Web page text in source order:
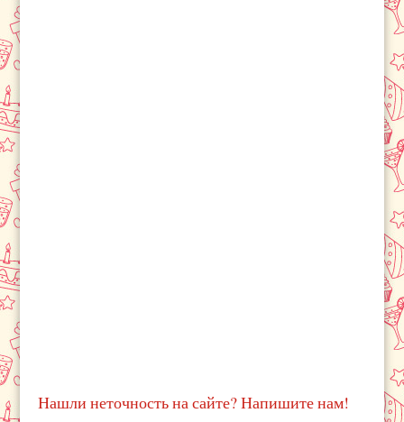
Нашли неточность на сайте? Напишите нам!